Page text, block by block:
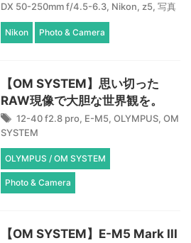
DX 50-250mm f/4.5-6.3, Nikon, z5, 写真
Nikon Photo & Camera
【OM SYSTEM】思い切った
RAW現像で大胆な世界観を。
12-40 f2.8 pro, E-M5, OLYMPUS, OM
SYSTEM
OLYMPUS / OM SYSTEM
Photo & Camera
【OM SYSTEM】E-M5 Mark III